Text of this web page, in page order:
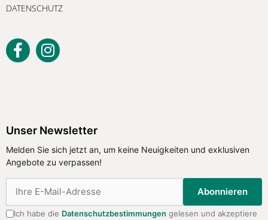
DATENSCHUTZ
Unser Newsletter
Melden Sie sich jetzt an, um keine Neuigkeiten und exklusiven
Angebote zu verpassen!
Abonnieren
Ich habe die Datenschutzbestimmungen gelesen und akzeptiere